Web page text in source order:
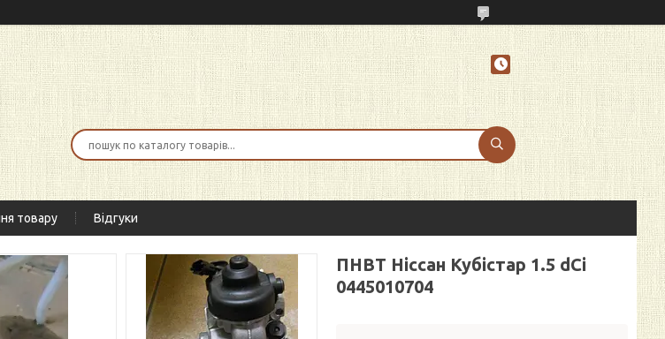
товару Відгуки
ПНВТ Ніссан Кубістар 1.5 dCi
0445010704